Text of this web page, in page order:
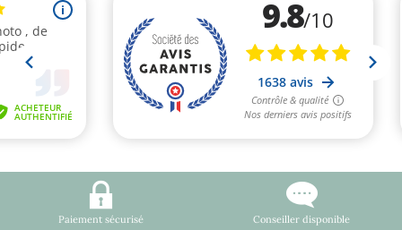
Paiement sécurisé Conseiller disponible